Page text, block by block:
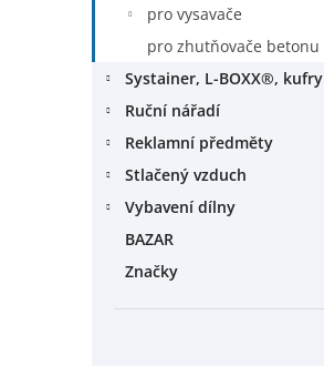
pro vysavače
pro zhutňovače betonu
Systainer, L-BOXX®, kufry
Ruční nářadí
Reklamní předměty
Stlačený vzduch
Vybavení dílny
BAZAR
Značky